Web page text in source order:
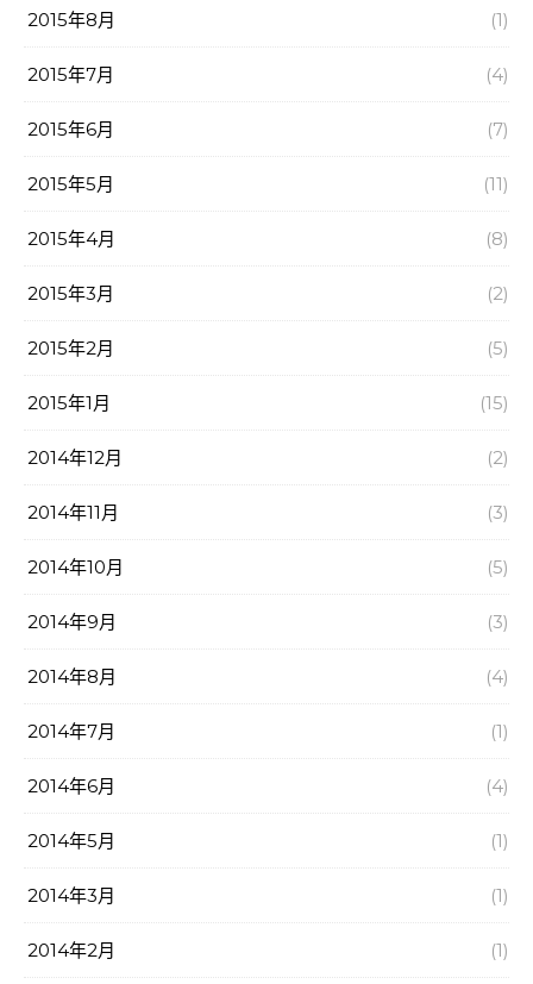
2015年8月 (1)
2015年7月 (4)
2015年6月 (7)
2015年5月 (11)
2015年4月 (8)
2015年3月 (2)
2015年2月 (5)
2015年1月 (15)
2014年12月 (2)
2014年11月 (3)
2014年10月 (5)
2014年9月 (3)
2014年8月 (4)
2014年7月 (1)
2014年6月 (4)
2014年5月 (1)
2014年3月 (1)
2014年2月 (1)